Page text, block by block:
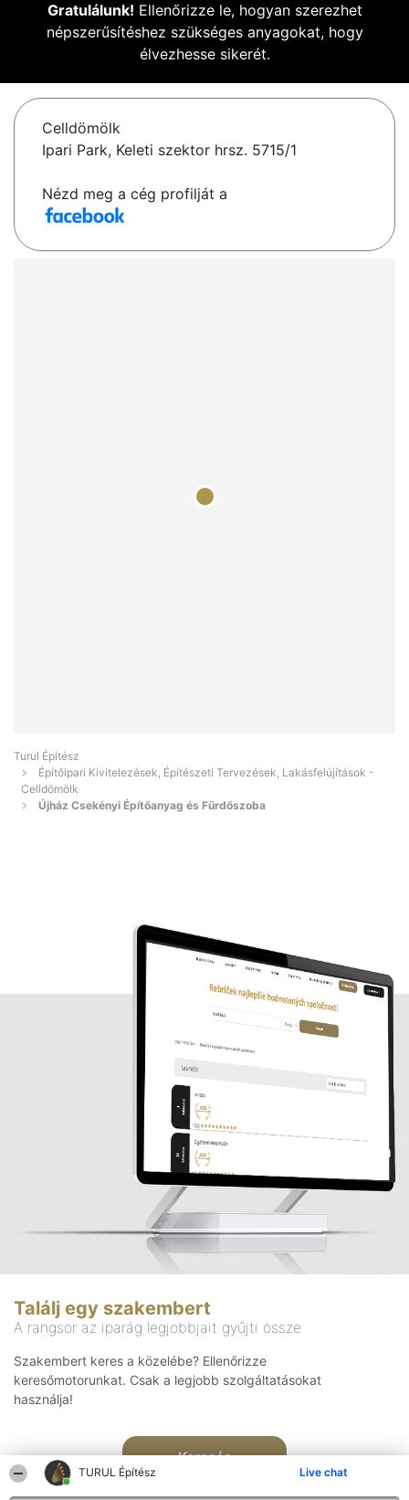
TURUL Építész Live chat
Gratulálunk! Ellenőrizze le, hogyan szerezhet
népszerűsítéshez szükséges anyagokat, hogy
élvezhesse sikerét.
Celldömölk
Ipari Park, Keleti szektor hrsz. 5715/1
Nézd meg a cég profilját a
Turul Építész
Építőipari Kivitelezések, Építészeti Tervezések, Lakásfelújítások -
Celldömölk
Újház Csekényi Építőanyag és Fürdőszoba
Találj egy szakembert
A rangsor az iparág legjobbjait gyűjti össze
Szakembert keres a közelébe? Ellenőrizze
keresőmotorunkat. Csak a legjobb szolgáltatásokat
használja!
Keresés